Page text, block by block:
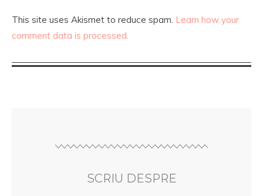
This site uses Akismet to reduce spam. Learn how your
comment data is processed.
SCRIU DESPRE